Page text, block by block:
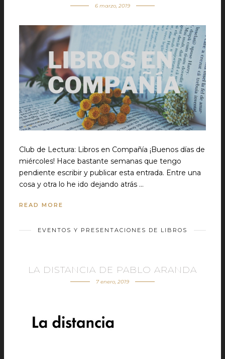
6 marzo, 2019
Club de Lectura: Libros en Compañía ¡Buenos días de
miércoles! Hace bastante semanas que tengo
pendiente escribir y publicar esta entrada. Entre una
cosa y otra lo he ido dejando atrás …
READ MORE
EVENTOS Y PRESENTACIONES DE LIBROS
LA DISTANCIA DE PABLO ARANDA
7 enero, 2019